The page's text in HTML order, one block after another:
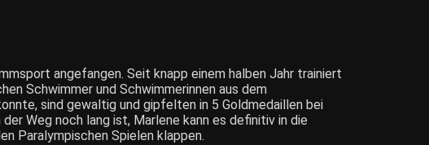
angefangen. Seit knapp einem halben Jahr trainiert
Schwimmer und Schwimmerinnen aus dem
sind gewaltig und gipfelten in 5 Goldmedaillen bei
Weg noch lang ist, Marlene kann es definitiv in die
Paralympischen Spielen klappen.